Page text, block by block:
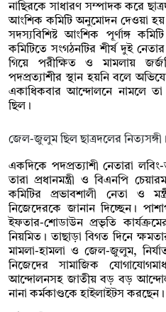
নাছিরকে সাধারণ সম্পাদক করে
আংশিক কমিটি অনুমোদন দেওয়া
সদস্যবিশিষ্ট আংশিক পূর্ণাঙ্গ
কমিটিতে সংগঠনটির শীর্ষ দুই
গিয়ে পরীক্ষিত ও মামলায়
পদপ্রত্যাশীর স্থান হয়নি বলে
একাধিকবার আন্দোলনে নামলে তা
ছিল।
জেল-জুলুম ছিল ছাত্রদলের
একদিকে পদপ্রত্যাশী নেতারা
তারা প্রধানমন্ত্রী ও বিএনপি
কমিটির প্রভাবশালী নেতা ও
নিজেদেরকে জানান দিচ্ছেন।
ইফতার-শোডাউন প্রভৃতি
নিয়মিত। তাছাড়া বিগত দিনে
মামলা-হামলা ও জেল-জুলুম,
নিজেদের সামাজিক
আন্দোলনসহ জাতীয় বড় বড়
নানা কর্মকাণ্ডকে হাইলাইটস করছেন।